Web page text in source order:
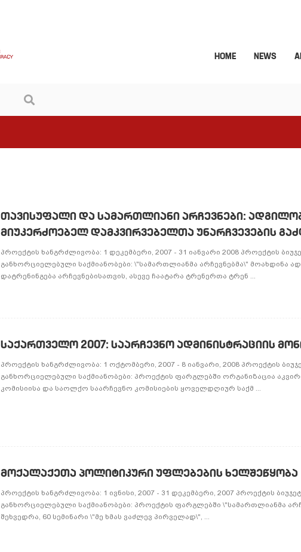
HOME NEWS
ᲗᲐᲕᲘᲡᲣᲤᲐᲚᲘ ᲓᲐ ᲡᲐᲛᲐᲠᲗᲚᲘᲐᲜᲘ ᲐᲠᲩᲔᲕᲜᲔᲑᲘ:
ᲛᲘᲣᲙᲔᲠᲫᲝᲔᲑᲔᲚ ᲓᲐᲛᲙᲕᲘᲠᲕᲔᲑᲔᲚᲗᲐ ᲣᲜᲐᲠᲩᲕᲔᲕᲔᲑᲘᲡ
პროექტის ხანგრძლივობა: 1 დეკემბერი, 2007 - 31 იანვარი 2008 პროექტის
განხორციელებული საქმიანობები: \"სამართლიანმა არჩევნებმა\" მოახდინა
დატრენინგება არჩევნებისათვის, ასევე ჩაატარა ტრენერთა ტრენ ...
ᲡᲐᲥᲐᲠᲗᲕᲔᲚᲝ 2007: ᲡᲐᲐᲠᲩᲔᲕᲜᲝ ᲐᲓᲛᲘᲜᲘᲡᲢᲠᲐᲪᲘᲘᲡ
პროექტის ხანგრძლივობა: 1 ოქტომბერი, 2007 - 8 იანვარი, 2008 პროექტის
განხორციელებული საქმიანობები: პროექტის ფარგლებში ორგანიზაცია
კომისიისა და საოლქო საარჩევნო კომისიების ყოველდღიურ საქმ ...
ᲛᲝᲥᲐᲚᲐᲥᲔᲗᲐ ᲞᲝᲚᲘᲢᲘᲙᲣᲠᲘ ᲣᲤᲚᲔᲑᲔᲑᲘᲡ ᲮᲔᲚᲨᲔᲬᲧᲝᲑᲐ
პროექტის ხანგრძლივობა: 1 ივნისი, 2007 - 31 დეკემბერი, 2007 პროექტის
განხორციელებული საქმიანობები: პროექტის ფარგლებში \"სამართლიანმა
შეხვედრა, 60 სემინარი \"მე ხმას ვაძლევ პირველად\", ...